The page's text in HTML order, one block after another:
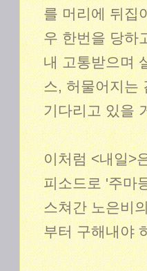
를 머리에 뒤집
우 한번을 당하
내 고통받으며
스, 허물어지는
기다리고 있을
이처럼 <내일>
피소드로 '주마
스쳐간 노은비
부터 구해내야